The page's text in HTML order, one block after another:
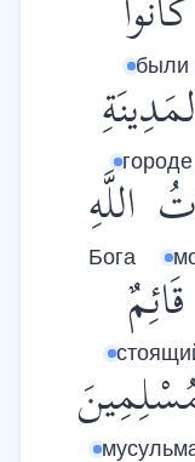
كَانُوا
были
городе
اللَّهِ
Бога
قَائِمٌ